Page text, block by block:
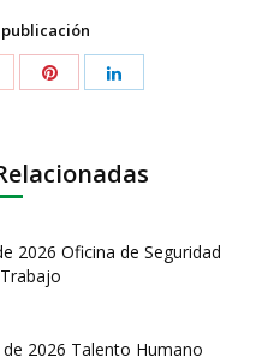
2026 Oficina de Seguridad
2026 Talento Humano